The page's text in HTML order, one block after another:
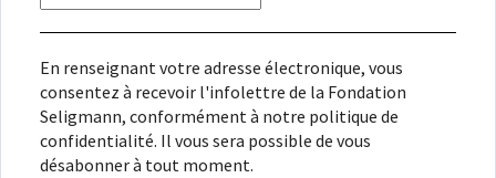
En renseignant votre adresse électronique, vous
consentez à recevoir l'infolettre de la Fondation
Seligmann, conformément à notre politique de
confidentialité. Il vous sera possible de vous
désabonner à tout moment.